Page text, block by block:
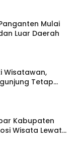
Mulai
Luar Daerah
Wisatawan,
Tetap
Kabupaten
Wisata Lewat